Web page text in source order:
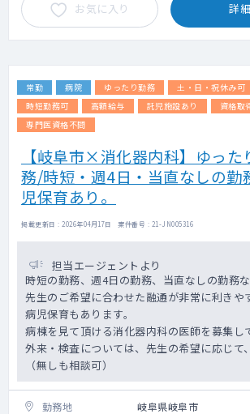
整による）
手術件数実績
2019年 210件
お気に入り 詳
常勤 病院 ゆったり勤務 土・日・祝休み可
時短勤務可
高額給与 託児施設あり
資格取
専門医資格不問
【岐阜市×消化器内科】ゆった
務/時短・週4日・当直なしの勤
児保育あり。
掲載更新日 : 2026年04月17日 案件番号 : 21-JN005316
担当エージェントより
時短の勤務、週4日の勤務、当直なしの勤務な
先生のご希望に合わせた融通が非常に利きや
病児保育もあります。
病棟を見て頂ける消化器内科の医師を募集し
外来・検査については、先生の希望に応じて
（無しも相談可）
勤務地 岐阜県岐阜市